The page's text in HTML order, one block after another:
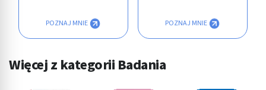
POZNAJ MNIE POZNAJ MNIE
Więcej z kategorii Badania